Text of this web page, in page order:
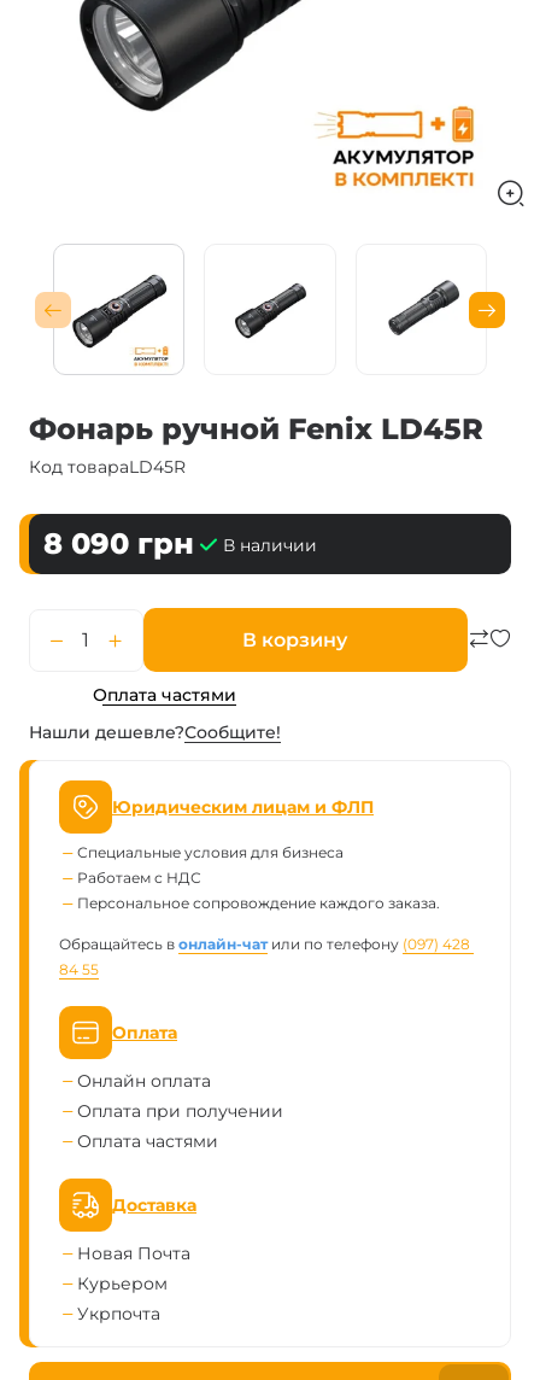
Фонарь ручной Fenix ​​LD45R
Код товараLD45R
8 090 грн В наличии
В корзину
Оплата частями
Нашли дешевле?Сообщите!
Юридическим лицам и ФЛП
Специальные условия для бизнеса
Работаем с НДС
Персональное сопровождение каждого заказа.
Обращайтесь в онлайн-чатили по телефону (097) 428
84 55
Оплата
Онлайн оплата
Оплата при получении
Оплата частями
Доставка
Новая Почта
Курьером
Укрпочта